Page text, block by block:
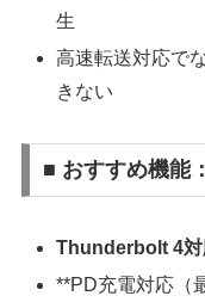
生
高速転送対応で
きない
■ おすすめ機能：
Thunderbolt 4対
**PD充電対応（